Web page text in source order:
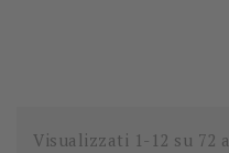
Visualizzati 1-12 su 72